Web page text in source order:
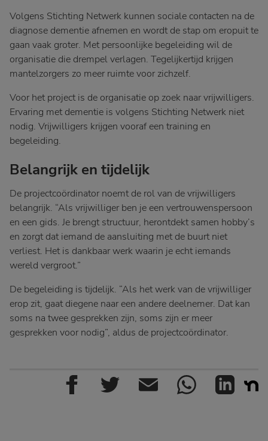
Volgens Stichting Netwerk kunnen sociale contacten na de
diagnose dementie afnemen en wordt de stap om eropuit te
gaan vaak groter. Met persoonlijke begeleiding wil de
organisatie die drempel verlagen. Tegelijkertijd krijgen
mantelzorgers zo meer ruimte voor zichzelf.
Voor het project is de organisatie op zoek naar vrijwilligers.
Ervaring met dementie is volgens Stichting Netwerk niet
nodig. Vrijwilligers krijgen vooraf een training en
begeleiding.
Belangrijk en tijdelijk
De projectcoördinator noemt de rol van de vrijwilligers
belangrijk. “Als vrijwilliger ben je een vertrouwenspersoon
en een gids. Je brengt structuur, herontdekt samen hobby’s
en zorgt dat iemand de aansluiting met de buurt niet
verliest. Het is dankbaar werk waarin je echt iemands
wereld vergroot.”
De begeleiding is tijdelijk. “Als het werk van de vrijwilliger
erop zit, gaat diegene naar een andere deelnemer. Dat kan
soms na twee gesprekken zijn, soms zijn er meer
gesprekken voor nodig”, aldus de projectcoördinator.